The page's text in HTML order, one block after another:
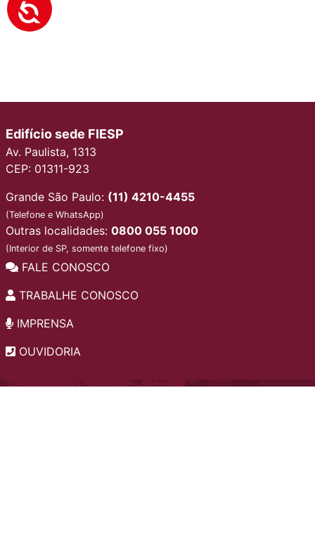
Edifício sede FIESP
Av. Paulista, 1313
CEP: 01311-923
Grande São Paulo: (11) 4210-4455
(Telefone e WhatsApp)
Outras localidades: 0800 055 1000
(Interior de SP, somente telefone fixo)
FALE CONOSCO
TRABALHE CONOSCO
IMPRENSA
OUVIDORIA